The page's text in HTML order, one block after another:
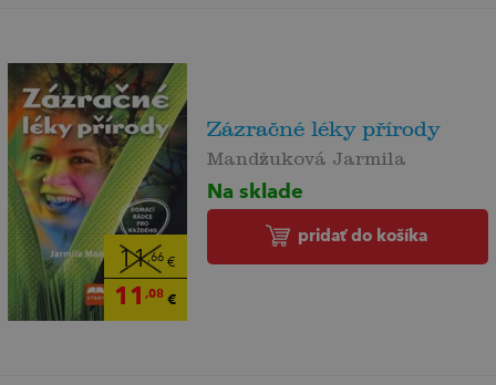
11,66€
11 ,08€
Zázračné léky přírody
Mandžuková Jarmila
Na sklade
pridať do košíka